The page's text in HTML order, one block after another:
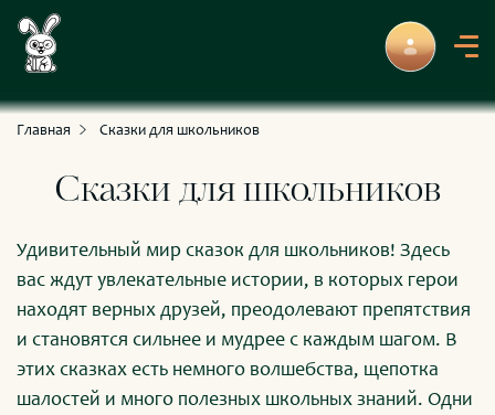
Для умных и любознательных
Главная Сказки для школьников
Сказки для школьников
Удивительный мир сказок для школьников! Здесь
вас ждут увлекательные истории, в которых герои
находят верных друзей, преодолевают препятствия
и становятся сильнее и мудрее с каждым шагом. В
этих сказках есть немного волшебства, щепотка
шалостей и много полезных школьных знаний. Одни